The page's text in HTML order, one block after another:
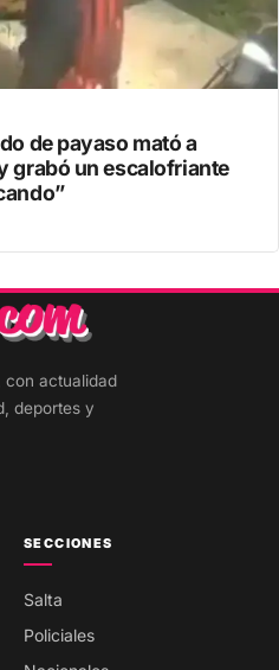
de payaso mató a
grabó un escalofriante
con actualidad
deportes y
SECCIONES
Salta
Policiales